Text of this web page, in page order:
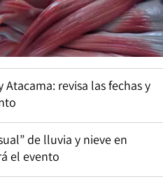
revisa las fechas y
de lluvia y nieve en
el evento